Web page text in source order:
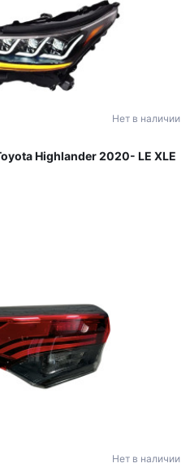
Нет в наличии
Highlander 2020- LE XLE
Нет в наличии